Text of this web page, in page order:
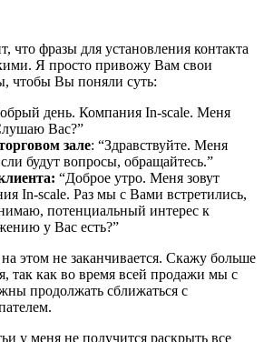
что фразы для установления контакта
Я просто привожу Вам свои
чтобы Вы поняли суть:
день. Компания In-scale. Меня
Вас?”
зале: “Здравствуйте. Меня
будут вопросы, обращайтесь.”
“Доброе утро. Меня зовут
In-scale. Раз мы с Вами встретились,
потенциальный интерес к
у Вас есть?”
этом не заканчивается. Скажу больше
так как во время всей продажи мы с
продолжать сближаться с
у меня не получится раскрыть все